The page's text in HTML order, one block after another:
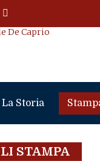
La Storia
STAMPA